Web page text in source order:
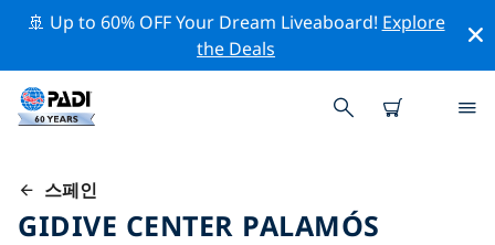
🚢 Up to 60% OFF Your Dream Liveaboard! Explore
the Deals
스페인
GIDIVE CENTER PALAMÓS